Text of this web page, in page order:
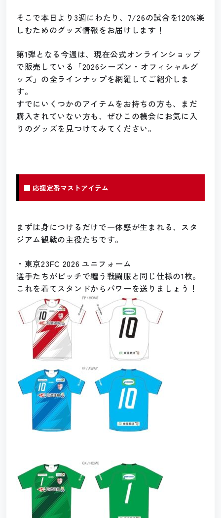
そこで本日より3週にわたり、7/26の試合を120%楽
しむためのグッズ情報をお届けします！
第1弾となる今週は、現在公式オンラインショップ
で販売している「2026シーズン・オフィシャルグ
ッズ」の全ラインナップを網羅してご紹介しま
す。
すでにいくつかのアイテムをお持ちの方も、まだ
購入されていない方も、ぜひこの機会にお気に入
りのグッズを見つけてみてください。
■ 応援定番マストアイテム
まずは身につけるだけで一体感が生まれる、スタ
ジアム観戦の主役たちです。
・東京23FC 2026 ユニフォーム
選手たちがピッチで纏う戦闘服と同じ仕様の1枚。
これを着てスタンドからパワーを送りましょう！